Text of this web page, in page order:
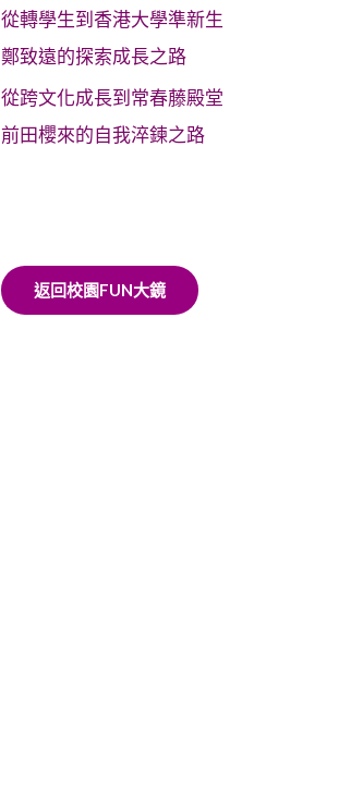
從轉學生到香港大學準新生
鄭致遠的探索成長之路
從跨文化成長到常春藤殿堂
前田櫻來的自我淬鍊之路
返回校園FUN大鏡